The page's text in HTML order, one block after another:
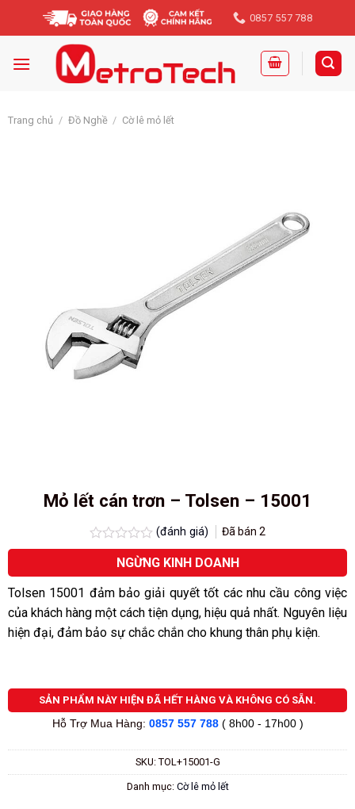
0857 557 788
Trang chủ / Đồ Nghề / Cờ lê mỏ lết
Mỏ lết cán trơn – Tolsen – 15001
Được
hạng
0.0
5
sao
(đánh giá) Đã bán2
NGỪNG KINH DOANH
Tolsen 15001 đảm bảo giải quyết tốt các nhu cầu công việc
của khách hàng một cách tiện dụng, hiệu quả nhất. Nguyên liệu
hiện đại, đảm bảo sự chắc chắn cho khung thân phụ kiện.
SẢN PHẨM NÀY HIỆN ĐÃ HẾT HÀNG VÀ KHÔNG CÓ SẴN.
Hỗ Trợ Mua Hàng: 0857 557 788 ( 8h00 - 17h00 )
SKU: TOL+15001-G
Danh mục: Cờ lê mỏ lết